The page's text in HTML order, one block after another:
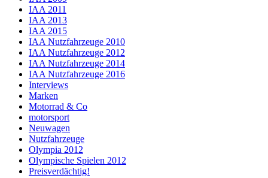
IAA 2011
IAA 2013
IAA 2015
IAA Nutzfahrzeuge 2010
IAA Nutzfahrzeuge 2012
IAA Nutzfahrzeuge 2014
IAA Nutzfahrzeuge 2016
Interviews
Marken
Motorrad & Co
motorsport
Neuwagen
Nutzfahrzeuge
Olympia 2012
Olympische Spielen 2012
Preisverdächtig!